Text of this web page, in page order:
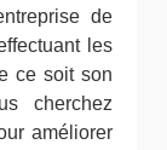
de
les
ce soit son
cherchez
améliorer